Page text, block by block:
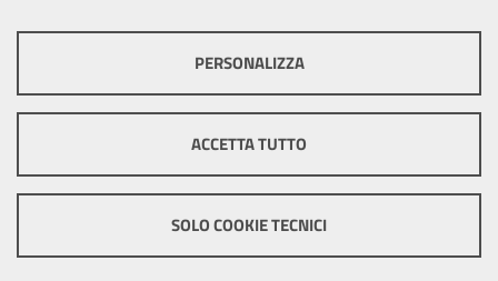
COOKIE TECNICI
ottimale per ogni utente. Essi non raccolgono i tuoi dati e le tue
informazioni di navigazione per scopi di marketing e profilazione, e
pertanto possono essere utilizzati senza bisogno di acquisire il tuo
consenso.
Mostra altre informazioni
Cookie tecnici e funzionali
PERSONALIZZA
ACCETTA TUTTO
SOLO COOKIE TECNICI
Mappa del sito
Cookie